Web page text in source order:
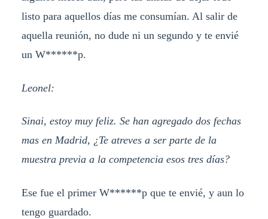
listo para aquellos días me consumían. Al salir de
aquella reunión, no dude ni un segundo y te envié
un W******p.
Leonel:
Sinai, estoy muy feliz. Se han agregado dos fechas
mas en Madrid, ¿Te atreves a ser parte de la
muestra previa a la competencia esos tres días?
Ese fue el primer W******p que te envié, y aun lo
tengo guardado.